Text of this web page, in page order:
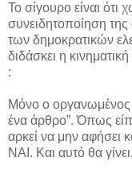
Το σίγουρο είναι ότι
συνειδητοποίηση
των δημοκρατικών
διδάσκει η
:
Μόνο ο οργανωμένος
ένα άρθρο”. Όπως
αρκεί να μην αφήσει
ΝΑΙ. Και αυτό θα γίνει.